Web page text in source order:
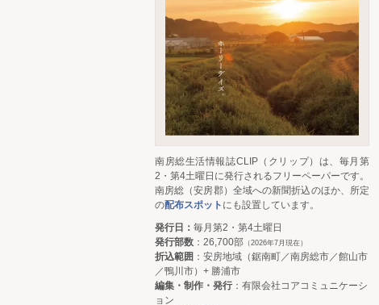
南房総生活情報誌CLIP（クリップ）は、毎月第
2・第4土曜日に発行されるフリーペーパーです。
南房総（安房郡）全域への新聞折込のほか、所定
の配布スポット にも設置しています。
発行日： 毎月第2・第4土曜日
発行部数 ：26,700部 （2026年7月現在）
折込範囲 ：安房地域（鋸南町／南房総市／館山市
／鴨川市）+ 勝浦市
編集・制作・発行：有限会社コアコミュニケーシ
ョン